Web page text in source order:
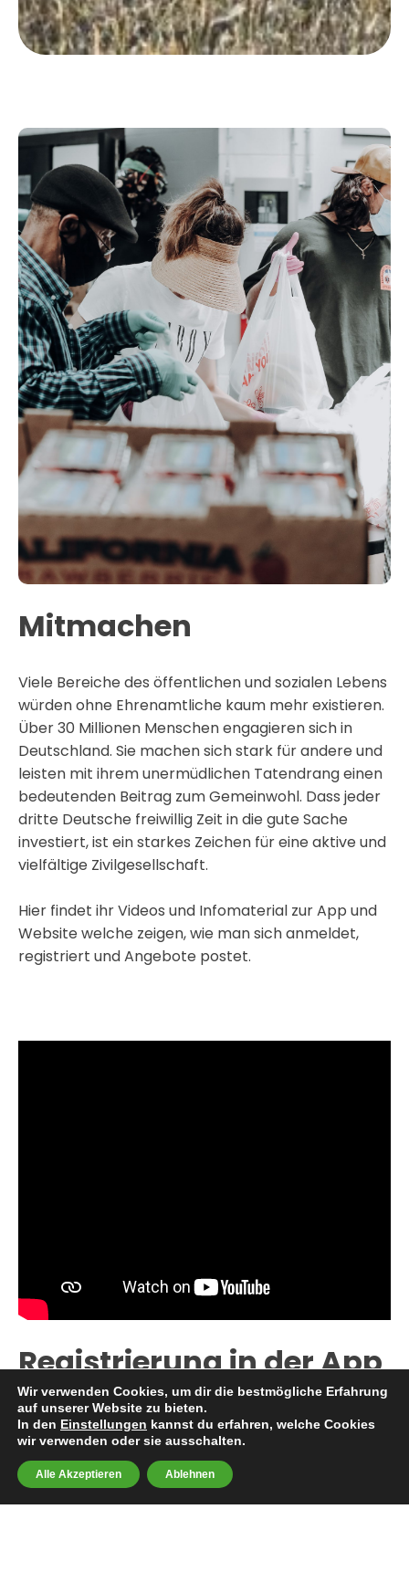
Mitmachen
Viele Bereiche des öffentlichen und sozialen Lebens
würden ohne Ehrenamtliche kaum mehr existieren.
Über 30 Millionen Menschen engagieren sich in
Deutschland. Sie machen sich stark für andere und
leisten mit ihrem unermüdlichen Tatendrang einen
bedeutenden Beitrag zum Gemeinwohl. Dass jeder
dritte Deutsche freiwillig Zeit in die gute Sache
investiert, ist ein starkes Zeichen für eine aktive und
vielfältige Zivilgesellschaft.
Hier findet ihr Videos und Infomaterial zur App und
Website welche zeigen, wie man sich anmeldet,
registriert und Angebote postet.
Registrierung in der App
Du kannst VoluMap ganz anonym nutzen und dir
alle Organisationen und Events anschauen.
Allerdings ist es so, dass für gewisse Events nur
registrierte Nutzer*innen zugelassen werden. Im
folgenden Video erklären wir dir, wie du dich auf
Wir verwenden Cookies, um dir die bestmögliche Erfahrung
auf unserer Website zu bieten.
In den Einstellungen kannst du erfahren, welche Cookies
wir verwenden oder sie ausschalten.
Alle Akzeptieren Ablehnen